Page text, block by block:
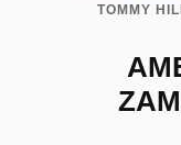
TOMMY